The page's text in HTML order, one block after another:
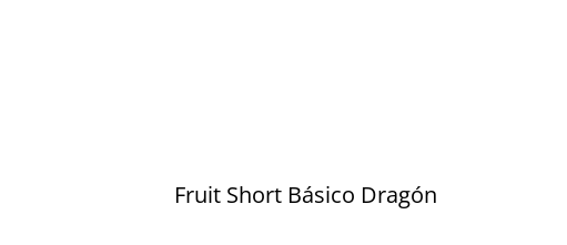
Fruit Short Básico Dragón